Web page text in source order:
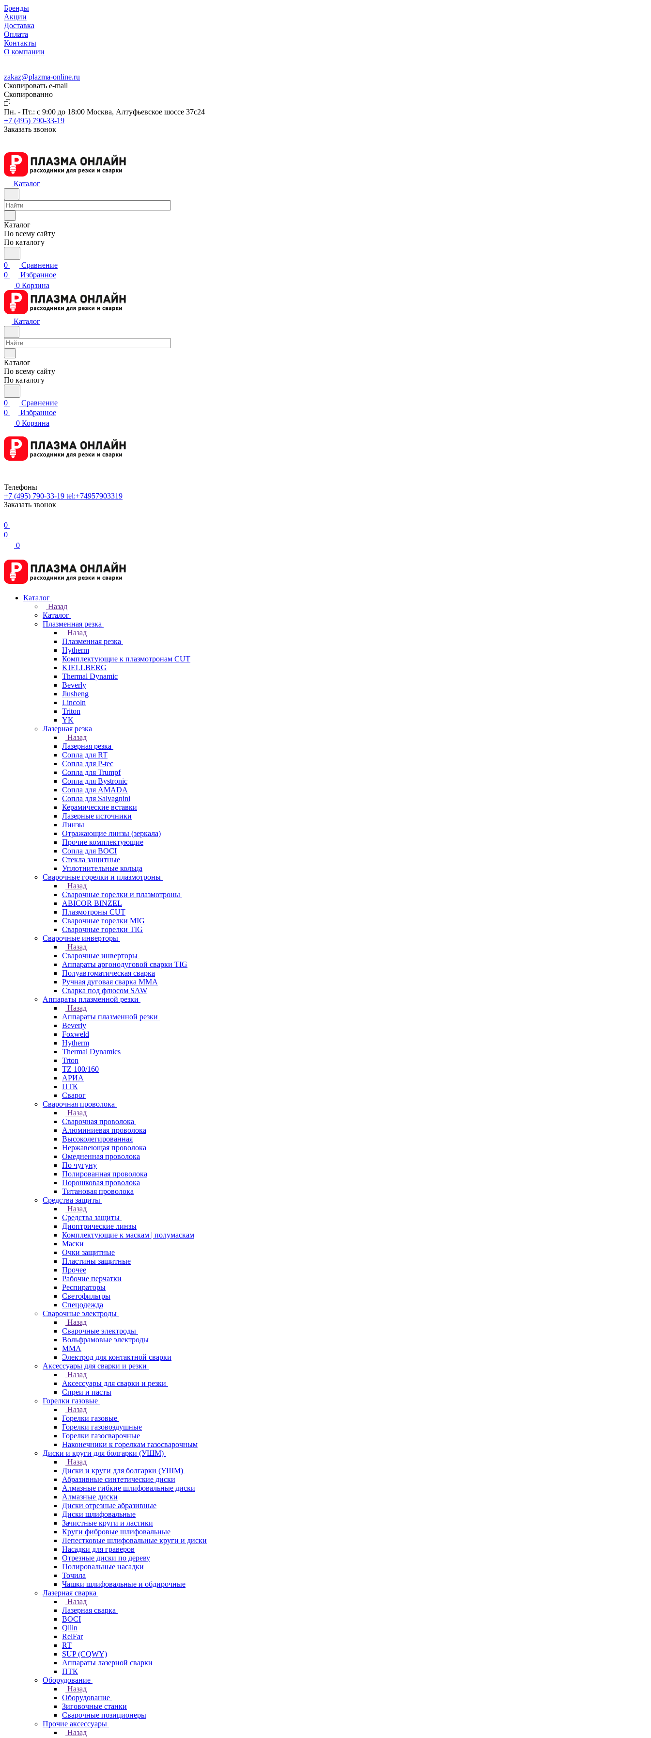
Бренды
Акции
Доставка
Оплата
Контакты
О компании
zakaz@plazma-online.ru
Скопировать e-mail
Cкопированно
Пн. - Пт.: с 9:00 до 18:00 Москва, Алтуфьевское шоссе 37с24
+7 (495) 790-33-19
Заказать звонок
Каталог
Каталог
По всему сайту
По каталогу
0
Сравнение
0
Избранное
0 Корзина
Каталог
Каталог
По всему сайту
По каталогу
0
Сравнение
0
Избранное
0 Корзина
Телефоны
+7 (495) 790-33-19 tel:+74957903319
Заказать звонок
0
0
0
Каталог
Назад
Каталог
Плазменная резка
Назад
Плазменная резка
Hytherm
Комплектующие к плазмотронам CUT
KJELLBERG
Thermal Dynamic
Beverly
Jiusheng
Lincoln
Triton
YK
Лазерная резка
Назад
Лазерная резка
Сопла для RT
Сопла для P-tec
Сопла для Trumpf
Сопла для Bystronic
Сопла для AMADA
Сопла для Salvagnini
Керамические вставки
Лазерные источники
Линзы
Отражающие линзы (зеркала)
Прочие комплектующие
Сопла для BOCI
Стекла защитные
Уплотнительные кольца
Сварочные горелки и плазмотроны
Назад
Сварочные горелки и плазмотроны
ABICOR BINZEL
Плазмотроны CUT
Сварочные горелки MIG
Сварочные горелки TIG
Сварочные инверторы
Назад
Сварочные инверторы
Аппараты аргонодуговой сварки TIG
Полуавтоматическая сварка
Ручная дуговая сварка MMA
Сварка под флюсом SAW
Аппараты плазменной резки
Назад
Аппараты плазменной резки
Beverly
Foxweld
Hytherm
Thermal Dynamics
Trton
TZ 100/160
АРИА
ПТК
Сварог
Сварочная проволока
Назад
Сварочная проволока
Алюминиевая проволока
Высоколегированная
Нержавеющая проволока
Омедненная проволока
По чугуну
Полированная проволока
Порошковая проволока
Титановая проволока
Средства защиты
Назад
Средства защиты
Диоптрические линзы
Комплектующие к маскам | полумаскам
Маски
Очки защитные
Пластины защитные
Прочее
Рабочие перчатки
Респираторы
Светофильтры
Спецодежда
Сварочные электроды
Назад
Сварочные электроды
Вольфрамовые электроды
ММА
Электрод для контактной сварки
Аксессуары для сварки и резки
Назад
Аксессуары для сварки и резки
Спреи и пасты
Горелки газовые
Назад
Горелки газовые
Горелки газовоздушные
Горелки газосварочные
Наконечники к горелкам газосварочным
Диски и круги для болгарки (УШМ)
Назад
Диски и круги для болгарки (УШМ)
Абразивные синтетические диски
Алмазные гибкие шлифовальные диски
Алмазные диски
Диски отрезные абразивные
Диски шлифовальные
Зачистные круги и ластики
Круги фибровые шлифовальные
Лепестковые шлифовальные круги и диски
Насадки для граверов
Отрезные диски по дереву
Полировальные насадки
Точила
Чашки шлифовальные и обдирочные
Лазерная сварка
Назад
Лазерная сварка
BOCI
Qilin
RelFar
RT
SUP (CQWY)
Аппараты лазерной сварки
ПТК
Оборудование
Назад
Оборудование
Зиговочные станки
Сварочные позиционеры
Прочие аксессуары
Назад